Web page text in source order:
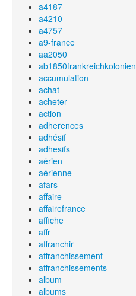
a4187
a4210
a4757
a9-france
aa2050
ab1850frankreichkolonien
accumulation
achat
acheter
action
adherences
adhésif
adhesifs
aérien
aérienne
afars
affaire
affairefrance
affiche
affr
affranchir
affranchissement
affranchissements
album
albums